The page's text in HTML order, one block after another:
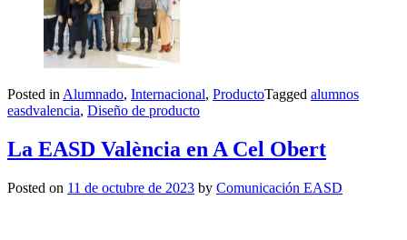
Posted inAlumnado, Internacional, ProductoTagged alumnos
easdvalencia, Diseño de producto
La EASD València en A Cel Obert
Posted on 11 de octubre de 2023 by Comunicación EASD